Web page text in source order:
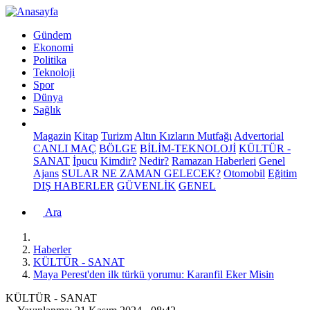
Gündem
Ekonomi
Politika
Teknoloji
Spor
Dünya
Sağlık
Magazin Kitap Turizm Altın Kızların Mutfağı Advertorial
CANLI MAÇ BÖLGE BİLİM-TEKNOLOJİ KÜLTÜR -
SANAT İpucu Kimdir? Nedir? Ramazan Haberleri Genel
Ajans SULAR NE ZAMAN GELECEK? Otomobil Eğitim
DIŞ HABERLER GÜVENLİK GENEL
Ara
Haberler
KÜLTÜR - SANAT
Maya Perest'den ilk türkü yorumu: Karanfil Eker Misin
KÜLTÜR - SANAT